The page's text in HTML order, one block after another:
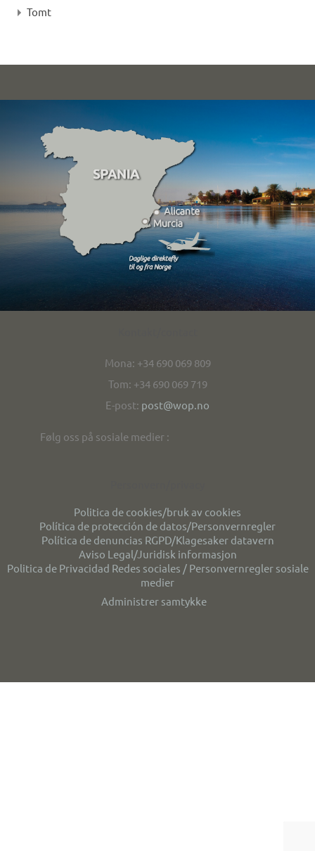
Tomt
Mona: +34 690 069 809
Tom: +34 690 069 719
E-post: post@wop.no
Følg oss på sosiale medier :
Politica de cookies/bruk av cookies
Política de protección de datos/Personvernregler
Política de denuncias RGPD/Klagesaker datavern
Aviso Legal/Juridisk informasjon
Politica de Privacidad Redes sociales / Personvernregler sosiale
medier
Administrer samtykke